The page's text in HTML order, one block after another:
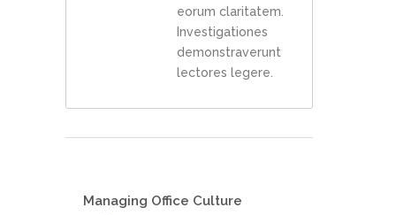
eorum claritatem.
Investigationes
demonstraverunt
lectores legere.
Managing Office Culture